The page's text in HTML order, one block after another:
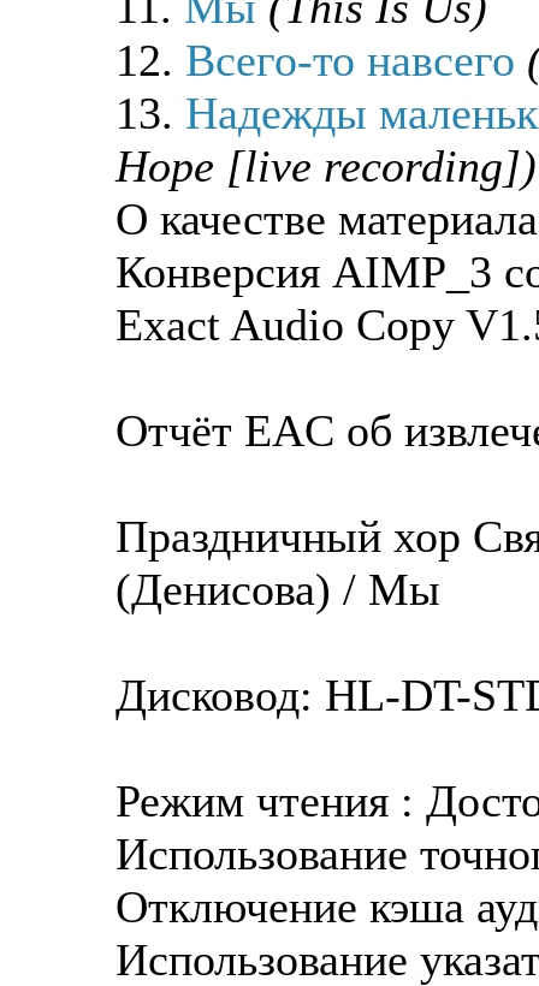
12. Всего-то навсего
13. Надежды
Hope [live recording])
О качестве материала
Конверсия AIMP_3
Exact Audio Copy
Отчёт EAC об
Праздничный хор
(Денисова) / Мы
Дисковод: HL-DT-
Режим чтения :
Использование
Отключение кэша
Использование